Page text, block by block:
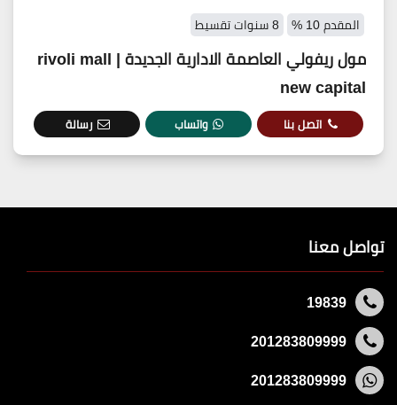
المقدم 10 % 8 سنوات تقسيط
مول ريفولي العاصمة الادارية الجديدة | rivoli mall
new capital
اتصل بنا واتساب رسالة
تواصل معنا
19839
201283809999
201283809999